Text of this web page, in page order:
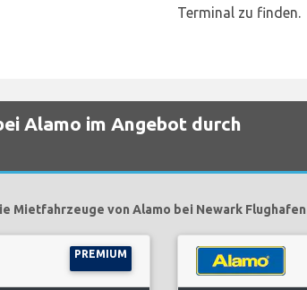
Terminal zu finden.
Alamo im Angebot durch
Mietfahrzeuge von Alamo bei Newark Flughafen
PREMIUM